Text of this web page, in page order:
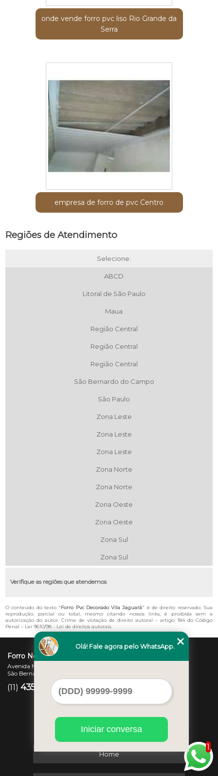
onde vende forro pvc liso Rio Grande da
Serra
empresa de forro de pvc Centro
Regiões de Atendimento
Selecione:
ABCD
Litoral de São Paulo
Maua
Região Central
Região Central
Região Central
São Bernardo do Campo
São Paulo
Zona Leste
Zona Leste
Zona Leste
Zona Norte
Zona Norte
Zona Oeste
Zona Oeste
Zona Sul
Zona Sul
Verifique as regiões que atendemos
O conteúdo do texto "Forro Pvc Decorado Vila Jaguará" é de direito reservado. Sua
reprodução, parcial ou total, mesmo citando nossos links, é proibida sem a
autorização do autor. Crime de violação de direito autoral – artigo 184 do Código
Penal – Lei 9610/98 - Lei de direitos autorais.
Forro Novo
Avenida Newton Monteiro de Andrade, 45 - Centro
São Bernardo do Campo - SP - CEP: 09725-370
(11) 4357-3007 (11)97207-7347
Home
1
Olá! Fale agora pelo WhatsApp.
Iniciar conversa